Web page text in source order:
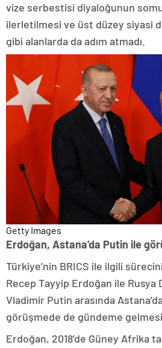
vize serbestisi diyaloğunun
ilerletilmesi ve üst düzey siyasi
gibi alanlarda da adım atmadı.
Getty Images
Erdoğan, Astana’da Putin ile
Türkiye’nin BRICS ile ilgili
Recep Tayyip Erdoğan ile Rusya
Vladimir Putin arasında
görüşmede de gündeme
Erdoğan, 2018’de Güney Afrika